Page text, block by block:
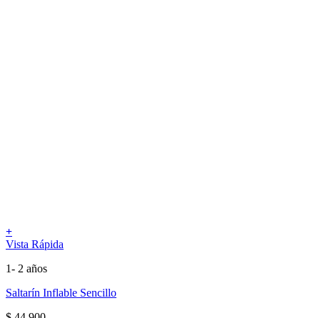
+
Vista Rápida
1- 2 años
Saltarín Inflable Sencillo